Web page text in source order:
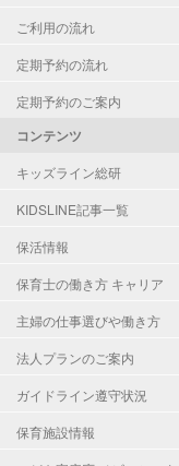
ご利用の流れ
定期予約の流れ
定期予約のご案内
コンテンツ
キッズライン総研
KIDSLINE記事一覧
保活情報
保育士の働き方 キャリア
主婦の仕事選びや働き方
法人プランのご案内
ガイドライン遵守状況
保育施設情報